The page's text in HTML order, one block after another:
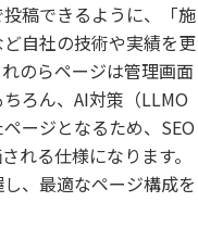
稿できるように、「施
自社の技術や実績を更
のらページは管理画面
ろん、AI対策（LLMO
ージとなるため、SEO
れる仕様になります。
、最適なページ構成を